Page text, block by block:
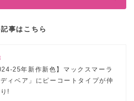
事はこちら
25年新作新色】マックスマーラ
ディベア」にピーコートタイプが仲
!